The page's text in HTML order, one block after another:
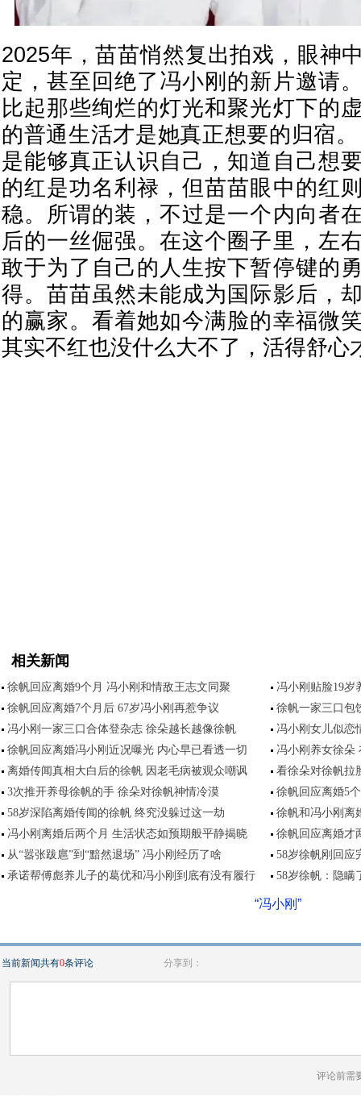
2025年，苗苗悄然复出拍戏，眼神
定，甚至回绝了冯小刚的新片邀请
比起那些绚烂的灯光和聚光灯下的
的普通生活才是她真正想要的归宿
是能够真正认识自己，知道自己想
的红是功名利禄，但苗苗眼中的红
稳。所谓的装，不过是一个内向者
后的一丝倔强。在这个圈子里，左
敢于为了自己的人生按下暂停键的
得。苗苗虽然未能成为国际影后，
的赢家。看着她如今满脸的幸福微
其实不红也没什么大不了，活得舒心
相关新闻
徐帆回应离婚9个月 冯小刚和情敌王志文同聚
冯小刚贴脸19岁
徐帆回应离婚7个月后 67岁冯小刚再惹争议
徐帆一家三口包
冯小刚一家三口合体登杂志 徐朵越长越像徐帆
冯小刚女儿似恋
徐帆回应离婚冯小刚近况曝光 内心早已看透一切
冯小刚养女徐朵
离婚传闻真相大白后的徐帆 因老毛病被观众嘲讽
看徐朵对徐帆拉
3次推开养母徐帆的手 徐朵对徐帆神情冷漠
徐帆回应离婚5
58岁深陷离婚传闻的徐帆 终究没躲过这一劫
徐帆和冯小刚离
冯小刚离婚后两个月 生活状态如预期般平静揭晓
徐帆回应离婚才
从“嚣张跋扈”到“黯然退场” 冯小刚经历了啥
58岁徐帆刚回应
承诺帮傅彪养儿子的葛优和冯小刚到底有没有履行
58岁徐帆：隐瞒
“冯小刚”
当前新闻共有0条评论 分享到：
评论前需